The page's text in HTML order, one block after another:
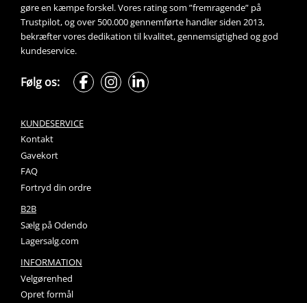
gøre en kæmpe forskel. Vores rating som ”fremragende” på
Trustpilot, og over 500.000 gennemførte handler siden 2013,
bekræfter vores dedikation til kvalitet, gennemsigtighed og god
kundeservice.
Følg os:
KUNDESERVICE
Kontakt
Gavekort
FAQ
Fortryd din ordre
B2B
Sælg på Odendo
Lagersalg.com
INFORMATION
Velgørenhed
Opret formål